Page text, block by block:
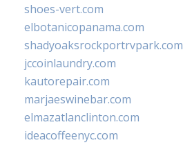
shoes-vert.com
elbotanicopanama.com
shadyoaksrockportrvpark.com
jccoinlaundry.com
kautorepair.com
marjaeswinebar.com
elmazatlanclinton.com
ideacoffeenyc.com